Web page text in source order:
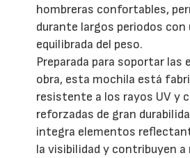
hombreras confortables,
durante largos periodos
equilibrada del peso.
Preparada para soportar las
obra, esta mochila está
resistente a los rayos UV y
reforzadas de gran
integra elementos
la visibilidad y contribuyen a